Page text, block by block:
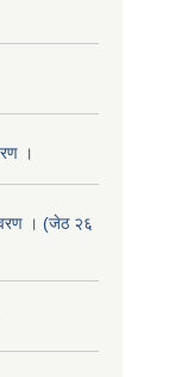
।
। (जेठ २६